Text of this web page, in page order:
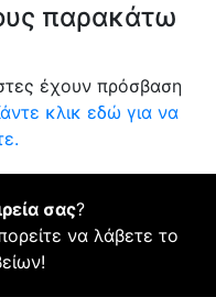
παρακάτω
έχουν πρόσβαση
κλικ εδώ για να
σας?
να λάβετε το